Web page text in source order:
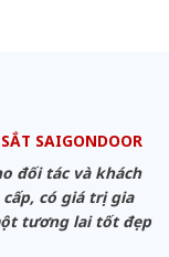
SAIGONDOOR
đối tác và khách
có giá trị gia
tương lai tốt đẹp